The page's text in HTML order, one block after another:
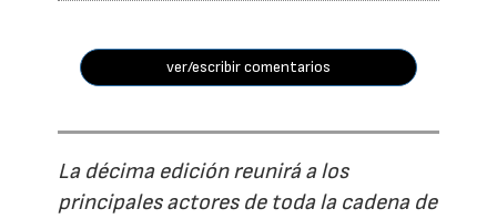
ver/escribir comentarios
La décima edición reunirá a los
principales actores de toda la cadena de